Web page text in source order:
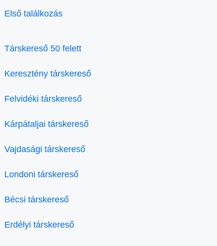
Első találkozás
Társkereső 50 felett
Keresztény társkereső
Felvidéki társkereső
Kárpátaljai társkereső
Vajdasági társkereső
Londoni társkereső
Bécsi társkereső
Erdélyi társkereső